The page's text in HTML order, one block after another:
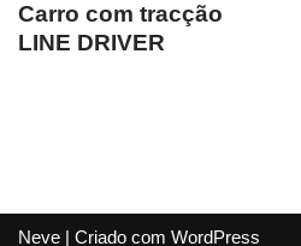
Carro com tracção
LINE DRIVER
Neve | Criado com WordPress